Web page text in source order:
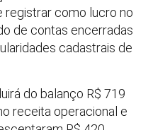
registrar como lucro no
de contas encerradas
cadastrais de
do balanço R$ 719
receita operacional e